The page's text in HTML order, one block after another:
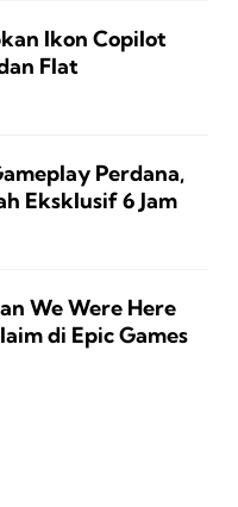
Ikon Copilot
Flat
Perdana,
Eksklusif 6 Jam
We Were Here
di Epic Games